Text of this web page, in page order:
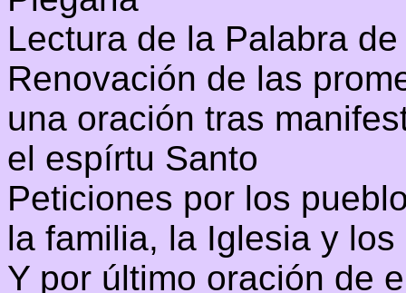
Lectura de la Palabra
Renovación de las
una oración tras
el espírtu Santo
Peticiones por los
la familia, la Iglesia y
Y por último oración de